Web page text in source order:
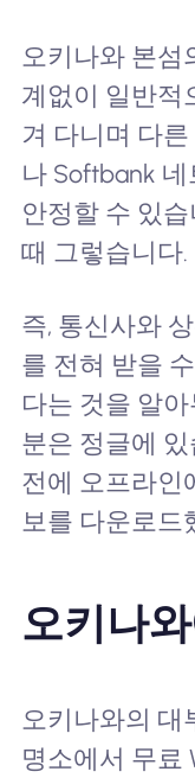
오키나와 본섬
계없이 일반적
겨 다니며 다
나 Softbank
안정할 수 있
때 그렇습니다.
즉, 통신사와
를 전혀 받을
다는 것을 알
분은 정글에
전에 오프라인
보를 다운로드
오키나
오키나와의 대
명소에서 무료